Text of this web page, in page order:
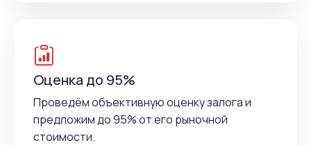
Оценка до 95%
Проведём объективную оценку залога и
предложим до 95% от его рыночной
стоимости.